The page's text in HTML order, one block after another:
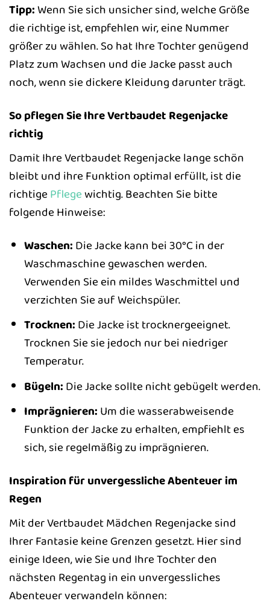
Tipp:Wenn Sie sich unsicher sind, welche Größe
die richtige ist, empfehlen wir, eine Nummer
größer zu wählen. So hat Ihre Tochter genügend
Platz zum Wachsen und die Jacke passt auch
noch, wenn sie dickere Kleidung darunter trägt.
So pflegen Sie Ihre Vertbaudet Regenjacke
richtig
Damit Ihre Vertbaudet Regenjacke lange schön
bleibt und ihre Funktion optimal erfüllt, ist die
richtigePflegewichtig. Beachten Sie bitte
folgende Hinweise:
Waschen: Die Jacke kann bei 30°C in der
Waschmaschine gewaschen werden.
Verwenden Sie ein mildes Waschmittel und
verzichten Sie auf Weichspüler.
Trocknen: Die Jacke ist trocknergeeignet.
Trocknen Sie sie jedoch nur bei niedriger
Temperatur.
Bügeln: Die Jacke sollte nicht gebügelt werden.
Imprägnieren: Um die wasserabweisende
Funktion der Jacke zu erhalten, empfiehlt es
sich, sie regelmäßig zu imprägnieren.
Inspiration für unvergessliche Abenteuer im
Regen
Mit der Vertbaudet Mädchen Regenjacke sind
Ihrer Fantasie keine Grenzen gesetzt. Hier sind
einige Ideen, wie Sie und Ihre Tochter den
nächsten Regentag in ein unvergessliches
Abenteuer verwandeln können: